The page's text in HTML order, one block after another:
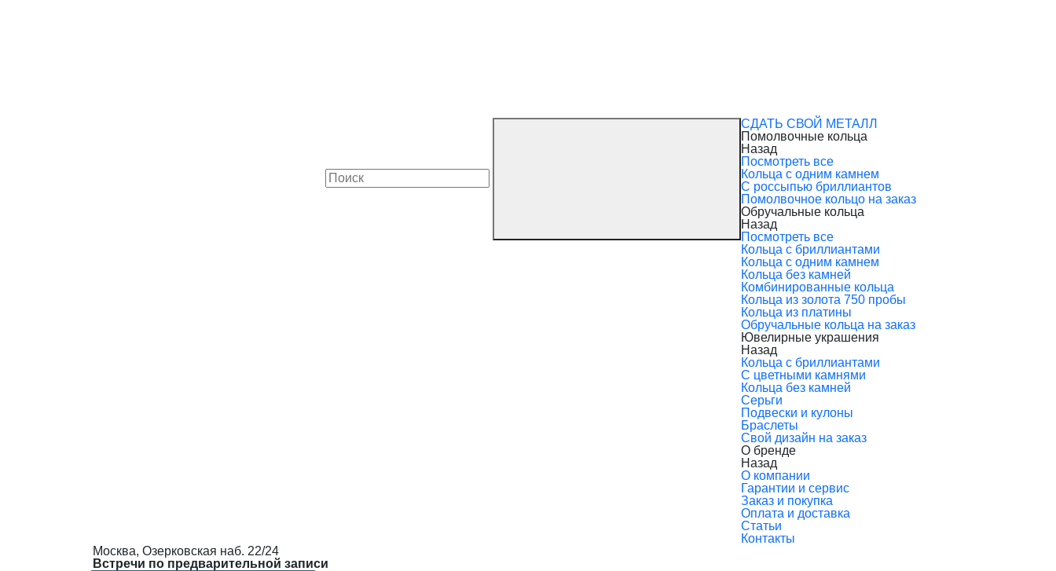
СДАТЬ СВОЙ МЕТАЛЛ
Помолвочные кольца
Назад
Посмотреть все
Кольца с одним камнем
С россыпью бриллиантов
Помолвочное кольцо на заказ
Обручальные кольца
Назад
Посмотреть все
Кольца с бриллиантами
Кольца с одним камнем
Кольца без камней
Комбинированные кольца
Кольца из золота 750 пробы
Кольца из платины
Обручальные кольца на заказ
Ювелирные украшения
Назад
Кольца с бриллиантами
С цветными камнями
Кольца без камней
Серьги
Подвески и кулоны
Браслеты
Свой дизайн на заказ
О бренде
Назад
О компании
Гарантии и сервис
Заказ и покупка
Оплата и доставка
Статьи
Контакты
Москва, Озерковская наб. 22/24
Встречи по предварительной записи